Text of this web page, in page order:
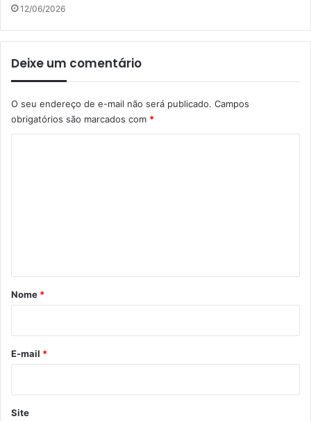
12/06/2026
Deixe um comentário
O seu endereço de e-mail não será publicado. Campos
obrigatórios são marcados com *
r
*
Nome *
E-mail *
Site